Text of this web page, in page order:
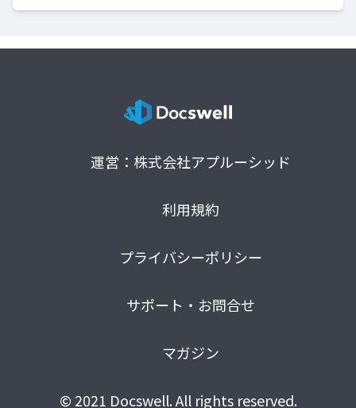
運営：株式会社アプルーシッド
利用規約
プライバシーポリシー
サポート・お問合せ
マガジン
© 2021 Docswell. All rights reserved.